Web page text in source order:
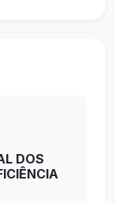
DOS